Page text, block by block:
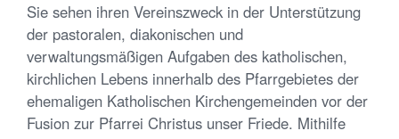
Sie sehen ihren Vereinszweck in der Unterstützung
der pastoralen, diakonischen und
verwaltungsmäßigen Aufgaben des katholischen,
kirchlichen Lebens innerhalb des Pfarrgebietes der
ehemaligen Katholischen Kirchengemeinden vor der
Fusion zur Pfarrei Christus unser Friede. Mithilfe